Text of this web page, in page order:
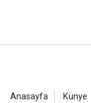
Anasayfa Künye